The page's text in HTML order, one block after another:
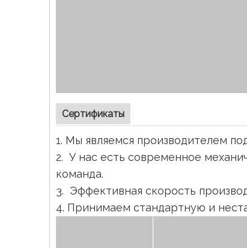
Сертификаты
1. Мы являемся производителем
2. У нас есть современное
команда.
3. Эффективная скорость
4. Принимаем стандартную и